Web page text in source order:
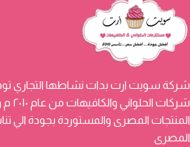
شركة سويت ارت بدات نشاطها التجاري
المنتجات المصرى والمستوردة بجودة
المصرى